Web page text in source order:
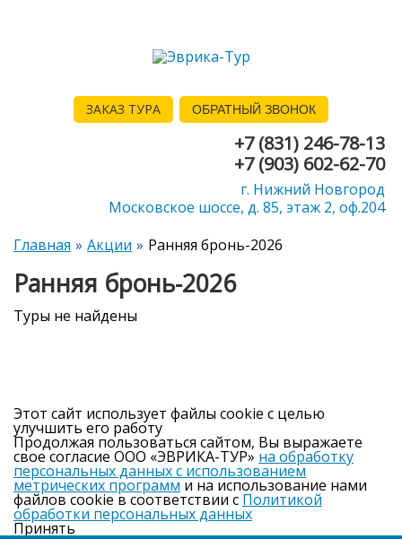
ЗАКАЗ ТУРА ОБРАТНЫЙ ЗВОНОК
+7 (831) 246-78-13
+7 (903) 602-62-70
г. Нижний Новгород
Московское шоссе, д. 85, этаж 2, оф.204
Главная
Акции Ранняя бронь-2026
Ранняя бронь-2026
Туры не найдены
Этот сайт использует файлы cookie с целью
улучшить его работу
Продолжая пользоваться сайтом, Вы выражаете
свое согласие ООО «ЭВРИКА-ТУР» на обработку
персональных данных с использованием
метрических программ и на использование нами
файлов cookie в соответствии с Политикой
обработки персональных данных
Принять